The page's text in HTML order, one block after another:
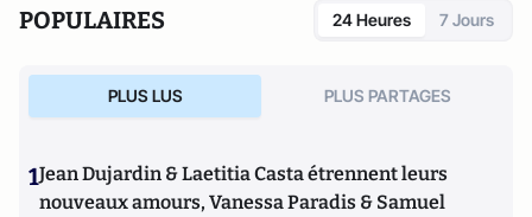
charge de l'anaylse sur le Pakistan et l'Afghanistan. Il a
l'IFRI.
POPULAIRES 24 Heures 7 Jours
PLUS LUS PLUS PARTAGES
1Jean Dujardin & Laetitia Casta étrennent leurs
nouveaux amours, Vanessa Paradis & Samuel